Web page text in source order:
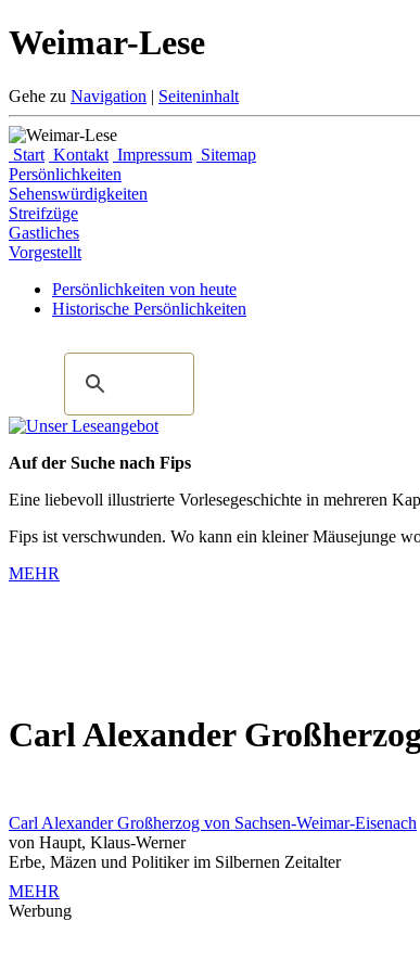
Weimar-Lese
Gehe zu Navigation | Seiteninhalt
Start Kontakt Impressum Sitemap
Persönlichkeiten
Sehenswürdigkeiten
Streifzüge
Gastliches
Vorgestellt
Persönlichkeiten von heute
Historische Persönlichkeiten
Auf der Suche nach Fips
Eine liebevoll illustrierte Vorlesegeschichte in mehreren
Fips ist verschwunden. Wo kann ein kleiner Mäusejunge
MEHR
Carl Alexander
Carl Alexander Großherzog von Sachsen-Weimar-Eisenach
von Haupt, Klaus-Werner
Erbe, Mäzen und Politiker im Silbernen Zeitalter
MEHR
Werbung